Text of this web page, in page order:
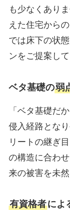
も少なくあり
えた住宅から
では床下の状
ンをご提案して
ベタ基礎の弱
「ベタ基礎だ
侵入経路とな
リートの継ぎ
の構造に合わ
来の被害を未然
有資格者によ